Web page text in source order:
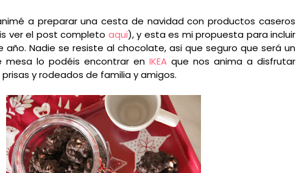
a preparar una cesta de navidad con productos caseros
ver el post completo aqui), y esta es mi propuesta para incluir
Nadie se resiste al chocolate, asi que seguro que será un
mesa lo podéis encontrar en IKEA que nos anima a disfrutar
y rodeados de familia y amigos.